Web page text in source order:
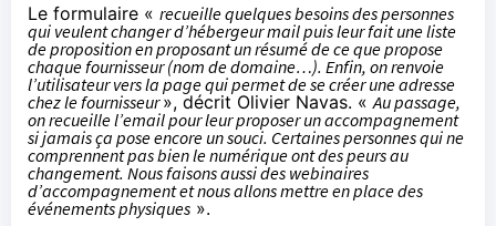
Le formulaire « recueille quelques besoins des personnes
qui veulent changer d’hébergeur mail puis leur fait une liste
de proposition en proposant un résumé de ce que propose
chaque fournisseur (nom de domaine…). Enfin, on renvoie
l’utilisateur vers la page qui permet de se créer une adresse
chez le fournisseur», décrit Olivier Navas. « Au passage,
on recueille l’email pour leur proposer un accompagnement
si jamais ça pose encore un souci. Certaines personnes qui ne
comprennent pas bien le numérique ont des peurs au
changement. Nous faisons aussi des webinaires
d’accompagnement et nous allons mettre en place des
événements physiques ».